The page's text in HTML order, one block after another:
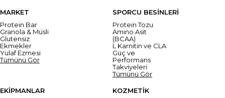
MARKET
Protein Bar
Granola & Müsli
Glutensiz
Ekmekler
Yulaf Ezmesi
Tümünü Gör
SPORCU BESİNLERİ
Protein Tozu
Amino Asit
(BCAA)
L Karnitin ve CLA
Güç ve
Performans
Takviyeleri
Tümünü Gör
EKİPMANLAR
KOZMETİK